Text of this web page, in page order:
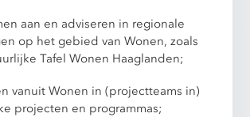
aan en adviseren in regionale
op het gebied van Wonen, zoals
Tafel Wonen Haaglanden;
vanuit Wonen in (projectteams in)
projecten en programmas;